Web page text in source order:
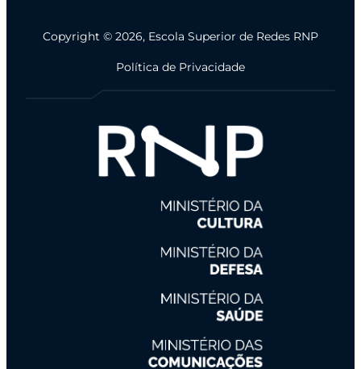
Copyright © 2026, Escola Superior de Redes RNP
Política de Privacidade